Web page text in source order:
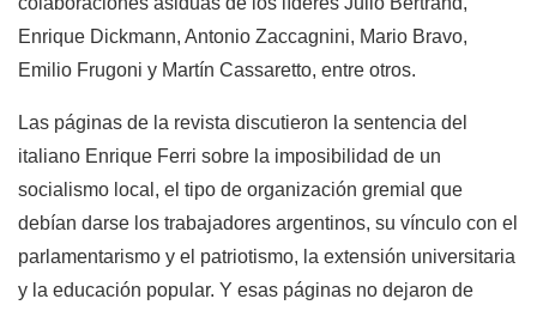
Enrique Dickmann, Antonio Zaccagnini, Mario Bravo,
Emilio Frugoni y Martín Cassaretto, entre otros.
Las páginas de la revista discutieron la sentencia del
italiano Enrique Ferri sobre la imposibilidad de un
socialismo local, el tipo de organización gremial que
debían darse los trabajadores argentinos, su vínculo con el
parlamentarismo y el patriotismo, la extensión universitaria
y la educación popular. Y esas páginas no dejaron de